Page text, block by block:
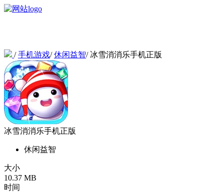
/手机游戏/休闲益智/ 冰雪消消乐手机正版
冰雪消消乐手机正版
休闲益智
大小
10.37 MB
时间